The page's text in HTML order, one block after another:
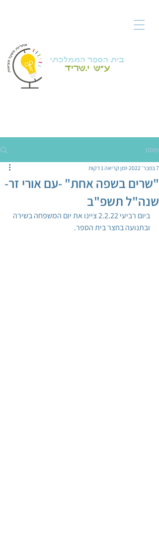
פוסט
"שרים בשפה אחת" -עם אורי זר-
שנה"ל תשפ"ב
7 בפבר׳ 2022 זמן קריאה 1 דקות
ביום רביעי 2.2.22 ציינו את יום המשפחה בשירה
ובתנועה בחצר בית הספר.